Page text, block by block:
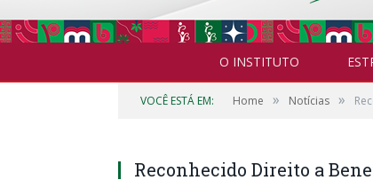
O INSTITUTO
VOCÊ ESTÁ EM: Home » Notícias »
Reconhecido Direito a